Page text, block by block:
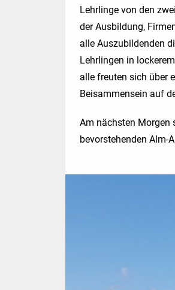
Lehrlinge von den
der Ausbildung,
alle Auszubildenden
Lehrlingen in
alle freuten sich über
Beisammensein auf
Am nächsten Morgen
bevorstehenden Alm-